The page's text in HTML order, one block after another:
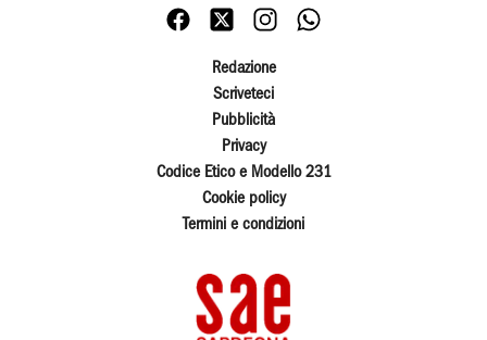
Redazione
Scriveteci
Pubblicità
Privacy
Codice Etico e Modello 231
Cookie policy
Termini e condizioni